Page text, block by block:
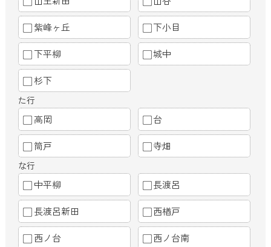
紫峰ヶ丘 下小目
下平柳 城中
杉下
た行
高岡 台
筒戸 寺畑
な行
中平柳 長渡呂
長渡呂新田 西楢戸
西ノ台 西ノ台南